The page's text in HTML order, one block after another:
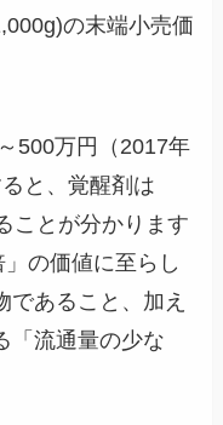
の末端小売価
500万円（2017年
と、覚醒剤は
ことが分かります
の価値に至らし
あること、加え
「流通量の少な